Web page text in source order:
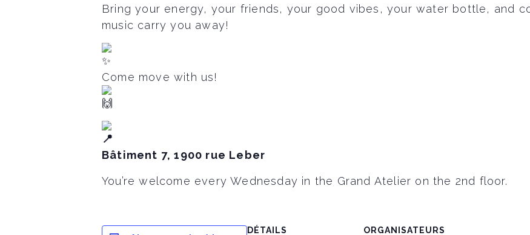
Bring your energy, your friends, your good vibes, your water bottle, and
music carry you away!
Come move with us!
Bâtiment 7, 1900 rue Leber
You’re welcome every Wednesday in the Grand Atelier on the 2nd floor.
DÉTAILS ORGANISATEURS